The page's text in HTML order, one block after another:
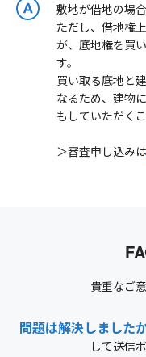
敷地が借地の場
ただし、借地権
が、底地権を買
す。
買い取る底地と
なるため、建物
もしていただく
＞審査申し込みは
貴重なご
問題は解決しました
して送信